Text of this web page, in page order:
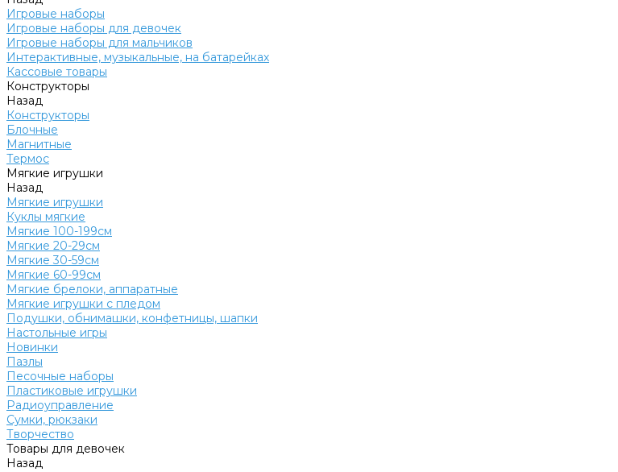
Игровые наборы
Игровые наборы для девочек
Игровые наборы для мальчиков
Интерактивные, музыкальные, на батарейках
Кассовые товары
Конструкторы
Назад
Конструкторы
Блочные
Магнитные
Термос
Мягкие игрушки
Назад
Мягкие игрушки
Куклы мягкие
Мягкие 100-199см
Мягкие 20-29см
Мягкие 30-59см
Мягкие 60-99см
Мягкие брелоки, аппаратные
Мягкие игрушки с пледом
Подушки, обнимашки, конфетницы, шапки
Настольные игры
Новинки
Пазлы
Песочные наборы
Пластиковые игрушки
Радиоуправление
Сумки, рюкзаки
Творчество
Товары для девочек
Назад